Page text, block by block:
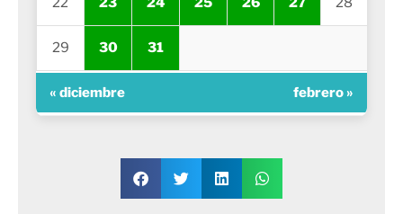
29 30 31
« diciembre febrero »